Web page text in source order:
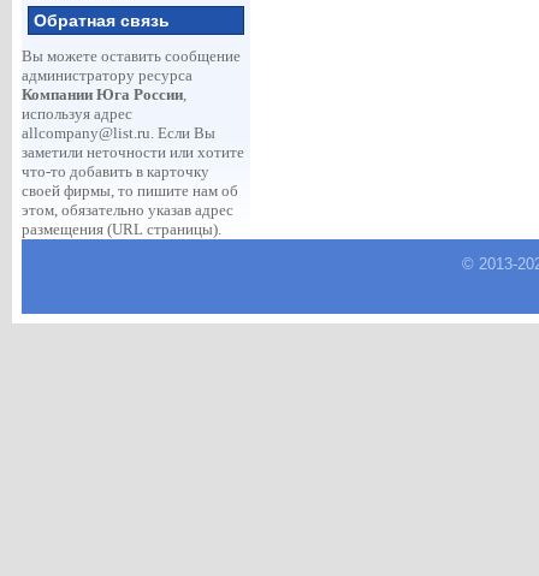
Обратная связь
Вы можете оставить сообщение
администратору ресурса
Компании Юга России,
используя адрес
allcompany@list.ru. Если Вы
заметили неточности или хотите
что-то добавить в карточку
своей фирмы, то пишите нам об
этом, обязательно указав адрес
размещения (URL страницы).
© 2013-